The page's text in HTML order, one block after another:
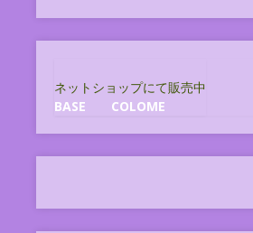
ネットショップにて販売中
BASE
COLOME